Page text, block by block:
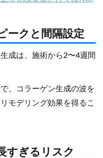
ークと間隔設定
成は、施術から2〜4週間
、コラーゲン生成の波を
モデリング効果を得るこ
すぎるリスク